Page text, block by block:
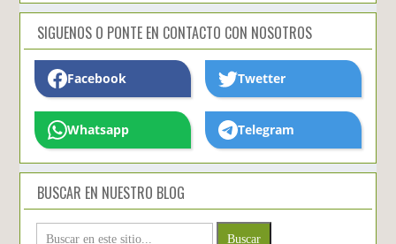
SIGUENOS O PONTE EN CONTACTO CON NOSOTROS
Facebook Twetter
Whatsapp Telegram
BUSCAR EN NUESTRO BLOG